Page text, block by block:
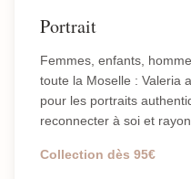
Portrait
Femmes, enfants,
toute la Moselle : Valeria
pour les portraits
reconnecter à soi et
Collection dès 95€